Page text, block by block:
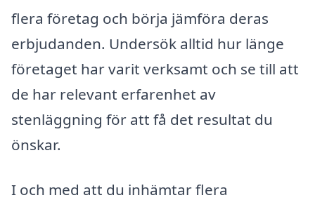
flera företag och börja jämföra deras
erbjudanden. Undersök alltid hur länge
företaget har varit verksamt och se till att
de har relevant erfarenhet av
stenläggning för att få det resultat du
önskar.
I och med att du inhämtar flera